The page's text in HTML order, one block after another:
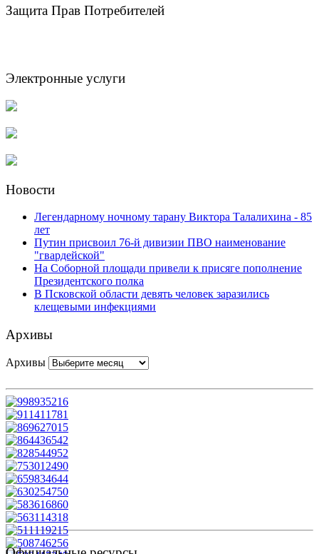
Защита Прав Потребителей
Электронные услуги
Новости
Легендарному ночному тарану Виктора Талалихина - 85
лет
Путин присвоил 76-й дивизии ПВО наименование
"гвардейской"
На Соборной площади привели к присяге пополнение
Президентского полка
В Псковской области девять человек заразились
клещевыми инфекциями
Архивы
Архивы